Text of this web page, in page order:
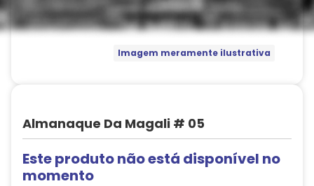
Imagem meramente ilustrativa
Almanaque Da Magali # 05
Este produto não está disponível no
momento